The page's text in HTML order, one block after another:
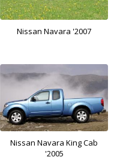
Nissan Navara '2007
Nissan Navara King Cab
'2005